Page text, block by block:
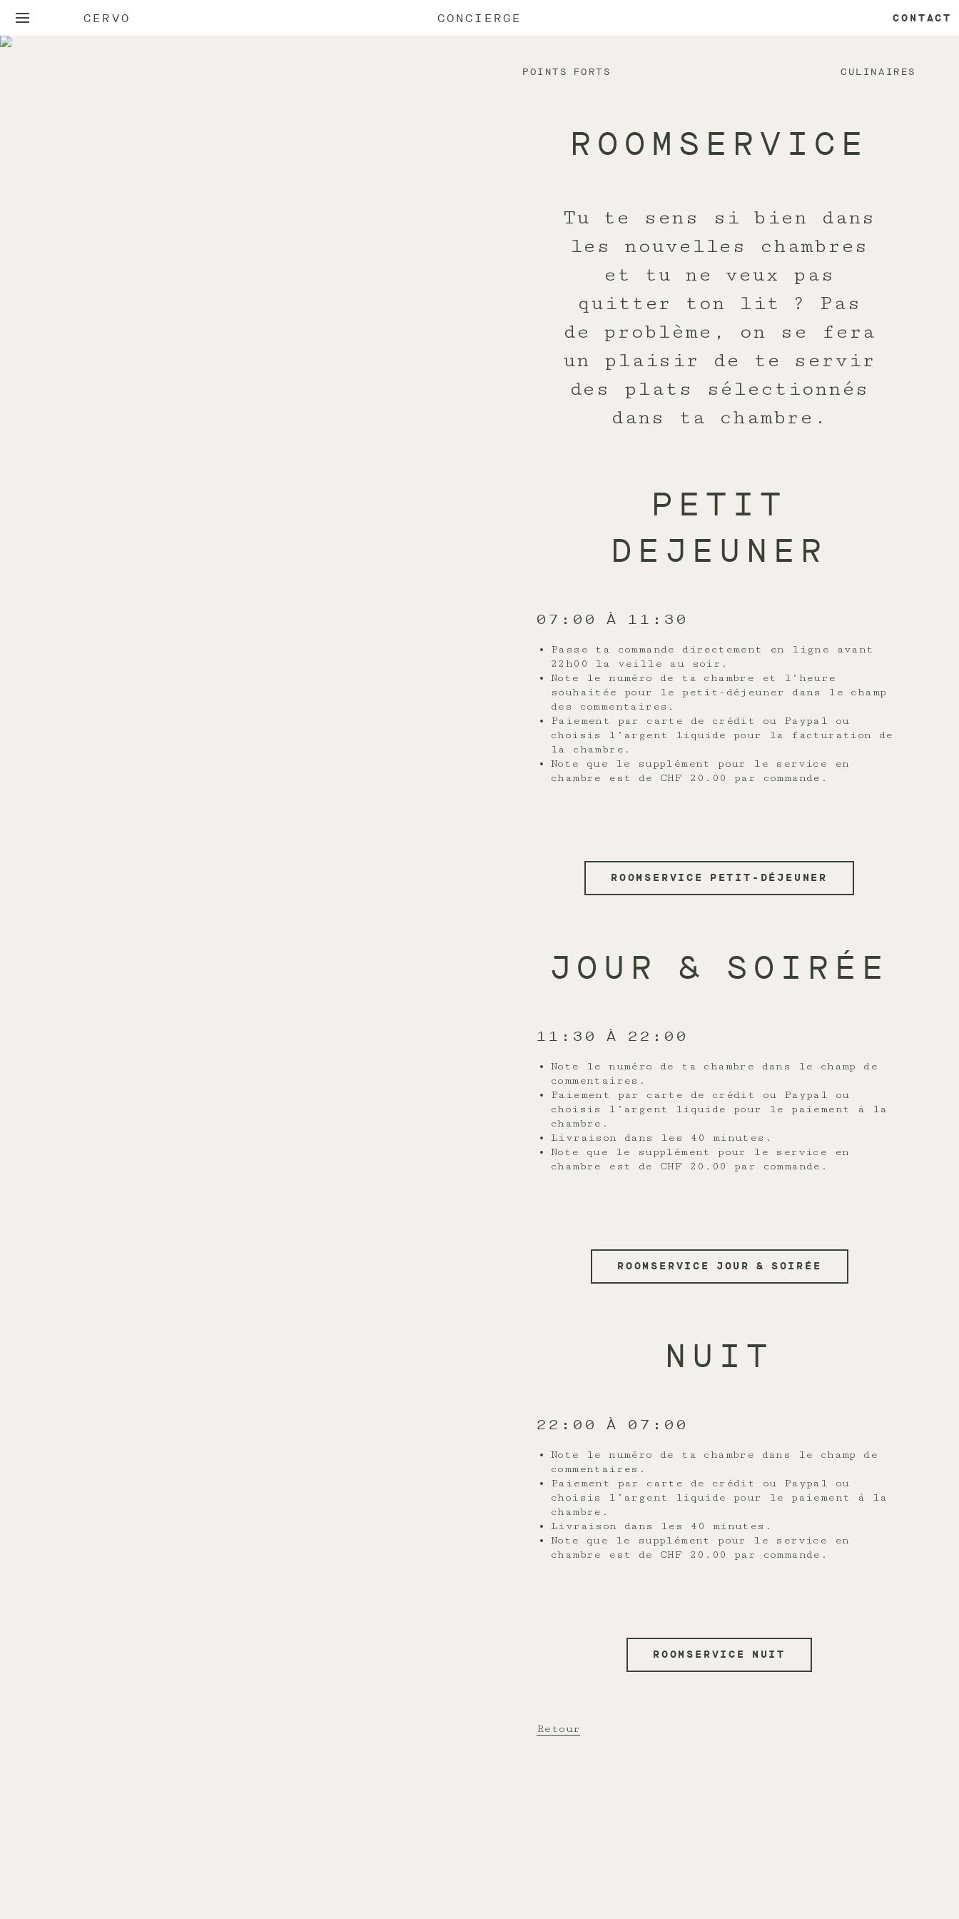
CERVO CONCIERGE CONTACT
POINTS FORTS CULINAIRES
ROOMSERVICE
Tu te sens si bien dans
les nouvelles chambres
et tu ne veux pas
quitter ton lit ? Pas
de problème, on se fera
un plaisir de te servir
des plats sélectionnés
dans ta chambre.
PETIT
DEJEUNER
07:00 À 11:30
Passe ta commande directement en ligne avant
22h00 la veille au soir.
Note le numéro de ta chambre et l’heure
souhaitée pour le petit-déjeuner dans le champ
des commentaires.
Paiement par carte de crédit ou Paypal ou
choisis l’argent liquide pour la facturation de
la chambre.
Note que le supplément pour le service en
chambre est de CHF 20.00 par commande.
ROOMSERVICE PETIT-DÉJEUNER
JOUR & SOIRÉE
11:30 À 22:00
Note le numéro de ta chambre dans le champ de
commentaires.
Paiement par carte de crédit ou Paypal ou
choisis l’argent liquide pour le paiement à la
chambre.
Livraison dans les 40 minutes.
Note que le supplément pour le service en
chambre est de CHF 20.00 par commande.
ROOMSERVICE JOUR & SOIRÉE
NUIT
22:00 À 07:00
Note le numéro de ta chambre dans le champ de
commentaires.
Paiement par carte de crédit ou Paypal ou
choisis l’argent liquide pour le paiement à la
chambre.
Livraison dans les 40 minutes.
Note que le supplément pour le service en
chambre est de CHF 20.00 par commande.
ROOMSERVICE NUIT
Retour